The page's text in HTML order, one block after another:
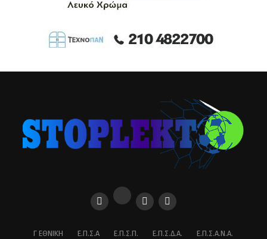
Γ ΕΘΝΙΚΉ Ε.Π.Σ.Α Ε.Π.Σ.Π. Ε.Π.Σ.Δ.Α. Ε.Π.Σ.Α.Ν.Α.